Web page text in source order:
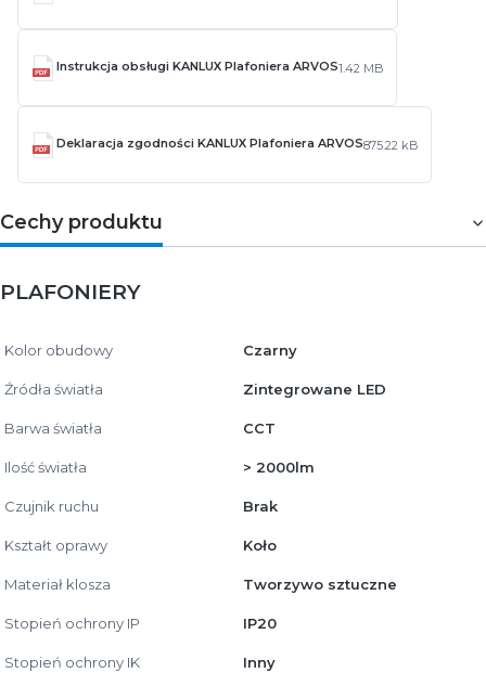
Instrukcja obsługi KANLUX Plafoniera ARVOS1.42 MB
Deklaracja zgodności KANLUX Plafoniera ARVOS875.22 kB
Cechy produktu
PLAFONIERY
Kolor obudowy Czarny
Źródła światła Zintegrowane LED
Barwa światła CCT
Ilość światła > 2000lm
Czujnik ruchu Brak
Kształt oprawy Koło
Materiał klosza Tworzywo sztuczne
Stopień ochrony IP IP20
Stopień ochrony IK Inny